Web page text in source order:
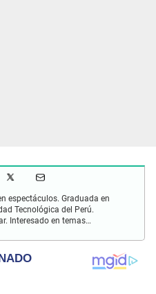
espectáculos. Graduada en
Tecnológica del Perú.
Interesado en temas